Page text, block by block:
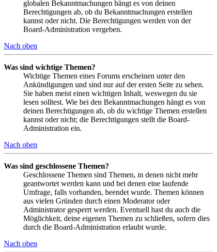
globalen Bekanntmachungen hängt es von deinen
Berechtigungen ab, ob du Bekanntmachungen erstellen
kannst oder nicht. Die Berechtigungen werden von der
Board-Administration vergeben.
Nach oben
Was sind wichtige Themen?
Wichtige Themen eines Forums erscheinen unter den
Ankündigungen und sind nur auf der ersten Seite zu sehen.
Sie haben meist einen wichtigen Inhalt, weswegen du sie
lesen solltest. Wie bei den Bekanntmachungen hängt es von
deinen Berechtigungen ab, ob du wichtige Themen erstellen
kannst oder nicht; die Berechtigungen stellt die Board-
Administration ein.
Nach oben
Was sind geschlossene Themen?
Geschlossene Themen sind Themen, in denen nicht mehr
geantwortet werden kann und bei denen eine laufende
Umfrage, falls vorhanden, beendet wurde. Themen können
aus vielen Gründen durch einen Moderator oder
Administrator gesperrt werden. Eventuell hast du auch die
Möglichkeit, deine eigenen Themen zu schließen, sofern dies
durch die Board-Administration erlaubt wurde.
Nach oben